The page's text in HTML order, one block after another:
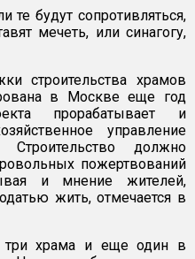
те будут сопротивляться,
мечеть, или синагогу,
строительства храмов
в Москве еще год
прорабатывает и
управление
Строительство должно
пожертвований
и мнение жителей,
жить, отмечается в
храма и еще один в